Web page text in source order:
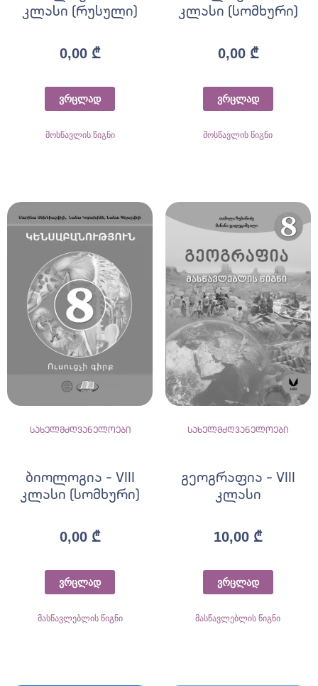
კლასი (რუსული)
0,00 ₾
ვრცლად
მოსწავლის წიგნი
კლასი (სომხური)
0,00 ₾
ვრცლად
მოსწავლის წიგნი
სახელმძღვანელოები
ბიოლოგია – VIII
კლასი (სომხური)
0,00 ₾
ვრცლად
მასწავლებლის წიგნი
სახელმძღვანელოები
გეოგრაფია – VIII
კლასი
10,00 ₾
ვრცლად
მასწავლებლის წიგნი